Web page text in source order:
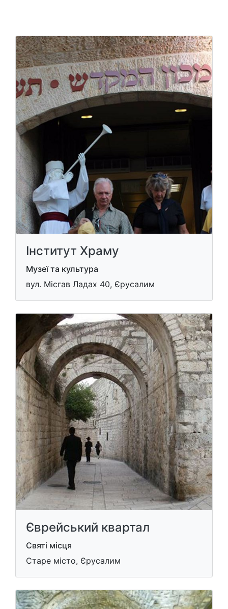
Інститут Храму
Музеї та культура
вул. Місгав Ладах 40, Єрусалим
Єврейський квартал
Святі місця
Старе місто, Єрусалим